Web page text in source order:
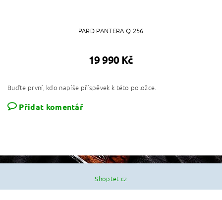
PARD PANTERA Q 256
19 990 Kč
Buďte první, kdo napíše příspěvek k této položce.
Přidat komentář
Shoptet.cz